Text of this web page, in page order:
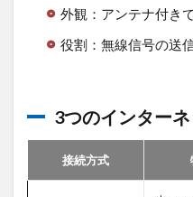
3.2
ブロ
ータ
ーの
位置
最適
化
外観：アンテナ付き
役割：無線信号の送
3つのインター
接続方式